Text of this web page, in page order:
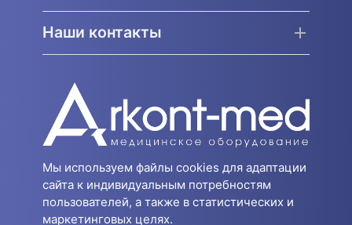
Наши контакты
Мы используем файлы cookies для адаптации
сайта к индивидуальным потребностям
пользователей, а также в статистических и
маркетинговых целях.